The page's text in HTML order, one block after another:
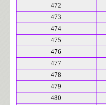
472
473
474
475
476
477
478
479
480